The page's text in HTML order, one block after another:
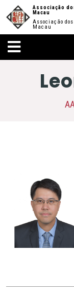
Associação
Macau
Associação dos
Macau